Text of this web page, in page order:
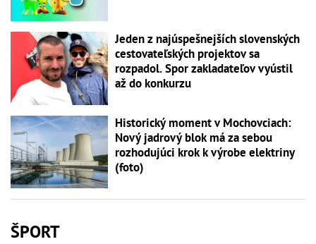
Jeden z najúspešnejších slovenských
cestovateľských projektov sa
rozpadol. Spor zakladateľov vyústil
až do konkurzu
Historický moment v Mochovciach:
Nový jadrový blok má za sebou
rozhodujúci krok k výrobe elektriny
(foto)
ŠPORT